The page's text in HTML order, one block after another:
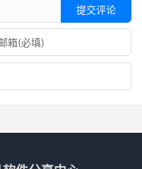
提交评论